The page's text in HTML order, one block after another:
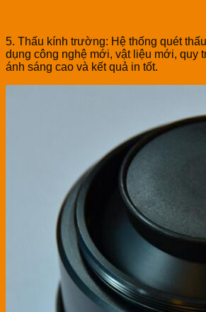
5. Thấu kính trường: Hệ thống quét
dụng công nghệ mới, vật liệu mới, quy
ánh sáng cao và kết quả in tốt.